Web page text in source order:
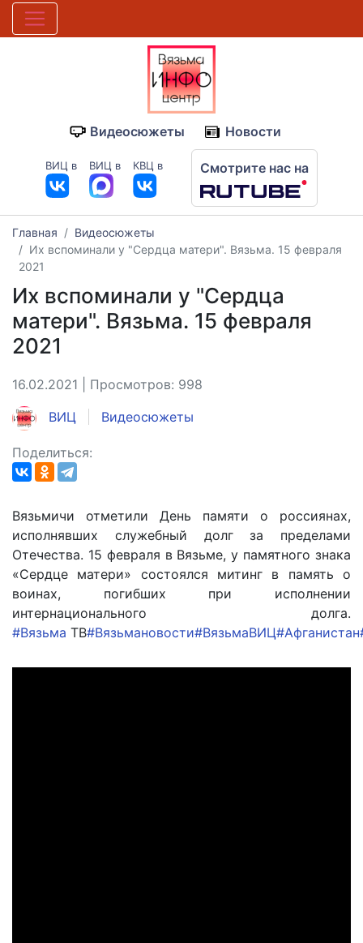
Видеосюжеты Новости
ВИЦ в ВИЦ в КВЦ в Смотрите нас на
Главная
Видеосюжеты
Их вспоминали у "Сердца матери". Вязьма. 15 февраля
2021
Их вспоминали у "Сердца
матери". Вязьма. 15 февраля
2021
16.02.2021 | Просмотров: 998
ВИЦ Видеосюжеты
Поделиться:
Вязьмичи отметили День памяти о россиянах,
исполнявших служебный долг за пределами
Отечества. 15 февраля в Вязьме, у памятного знака
«Сердце матери» состоялся митинг в память о
воинах, погибших при исполнении
интернационального долга.
#Вязьма ТВ#Вязьмановости#ВязьмаВИЦ#Афганистан